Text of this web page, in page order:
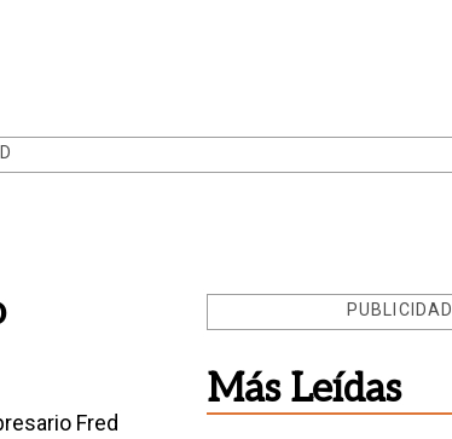
Fred
PUBLICIDAD
Más Leídas